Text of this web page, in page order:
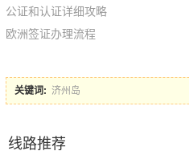
公证和认证详细攻略
欧洲签证办理流程
关键词: 济州岛
线路推荐